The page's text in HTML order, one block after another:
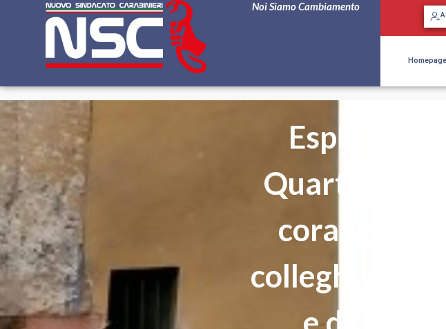
Noi Siamo Cambiamento
Homepage
Esplosione
Quarto. NSC
coraggio e
colleghi della